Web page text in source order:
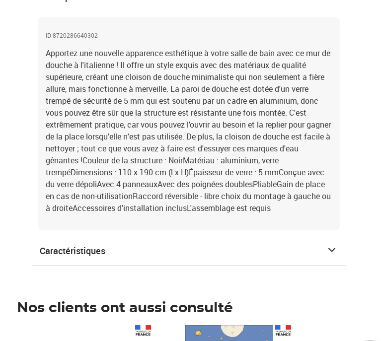
ID 8720286640302
Apportez une nouvelle apparence esthétique à votre salle de bain avec ce mur de
douche à l'italienne ! Il offre un style exquis avec des matériaux de qualité
supérieure, créant une cloison de douche minimaliste qui non seulement a fière
allure, mais fonctionne à merveille. La paroi de douche est dotée d'un verre
trempé de sécurité de 5 mm qui est soutenu par un cadre en aluminium, donc
vous pouvez être sûr que la structure est résistante une fois montée. C'est
extrêmement pratique, car vous pouvez l'ouvrir au besoin et la replier pour gagner
de la place lorsqu'elle n'est pas utilisée. De plus, la cloison de douche est facile à
nettoyer ; tout ce que vous avez à faire est d'essuyer ces marques d'eau
gênantes !Couleur de la structure : NoirMatériau : aluminium, verre
trempéDimensions : 110 x 190 cm (l x H)Épaisseur de verre : 5 mmConçue avec
du verre dépoliAvec 4 panneauxAvec des poignées doublesPliableGain de place
en cas de non-utilisationRaccord réversible - libre choix du montage à gauche ou
à droiteAccessoires d'installation inclusL'assemblage est requis
Caractéristiques
Nos clients ont aussi consulté
Prix 7,50€